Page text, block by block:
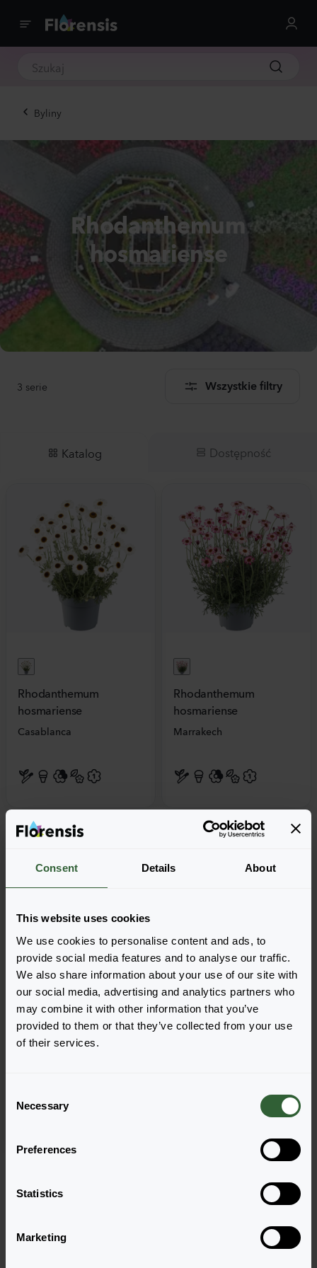
Consent Details About
This website uses cookies
We use cookies to personalise content and ads, to
provide social media features and to analyse our traffic.
We also share information about your use of our site with
our social media, advertising and analytics partners who
may combine it with other information that you’ve
provided to them or that they’ve collected from your use
of their services.
Necessary
Preferences
Statistics
Marketing
Byliny
Rhodanthemum
hosmariense
3 serie Wszystkie filtry
Katalog Dostępność
Rhodanthemum
hosmariense
Casablanca
Rhodanthemum
hosmariense
Marrakech
Rhodanthemum
hosmariense